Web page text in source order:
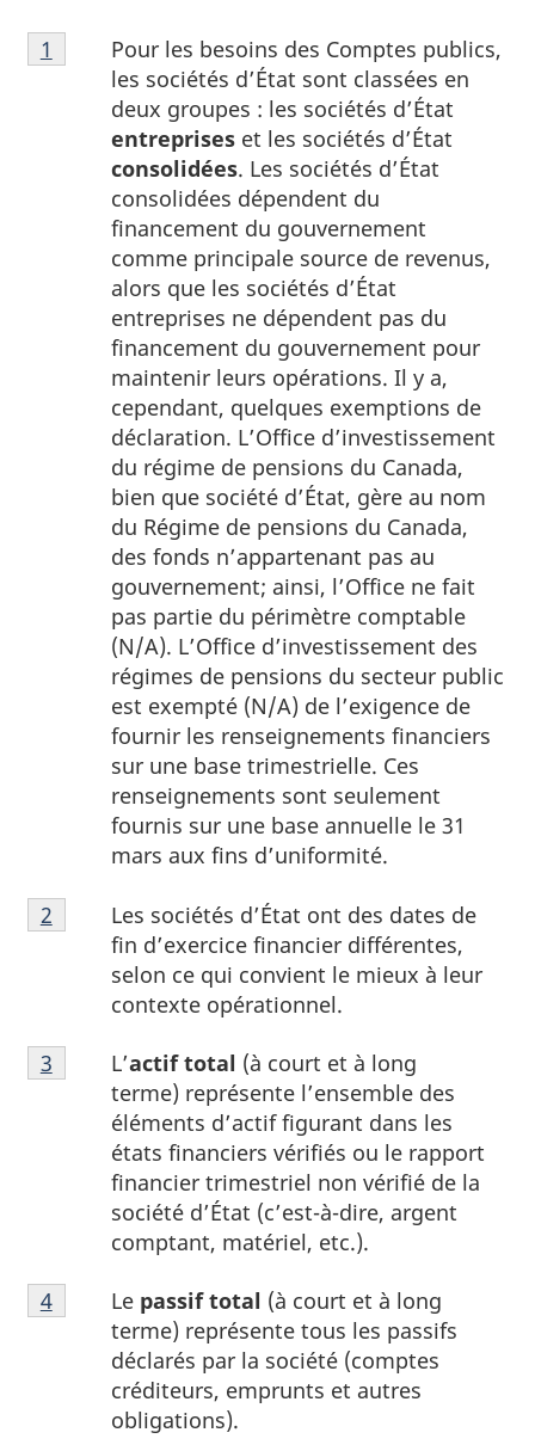
Note
1
Pour les besoins des Comptes publics,
les sociétés d’État sont classées en
deux groupes : les sociétés d’État
entrepriseset les sociétés d’État
consolidées. Les sociétés d’État
consolidées dépendent du
financement du gouvernement
comme principale source de revenus,
alors que les sociétés d’État
entreprises ne dépendent pas du
financement du gouvernement pour
maintenir leurs opérations. Il y a,
cependant, quelques exemptions de
déclaration. L’Office d’investissement
du régime de pensions du Canada,
bien que société d’État, gère au nom
du Régime de pensions du Canada,
des fonds n’appartenant pas au
gouvernement; ainsi, l’Office ne fait
pas partie du périmètre comptable
(N/A). L’Office d’investissement des
régimes de pensions du secteur public
est exempté (N/A) de l’exigence de
fournir les renseignements financiers
sur une base trimestrielle. Ces
renseignements sont seulement
fournis sur une base annuelle le 31
mars aux fins d’uniformité.
Retour à la référence de la note
1 du tableau 1
Note
2
Les sociétés d’État ont des dates de
fin d’exercice financier différentes,
selon ce qui convient le mieux à leur
contexte opérationnel.
Retour à la référence de la note
2 du tableau 1
Note
3
L’actif total (à court et à long
terme) représente l’ensemble des
éléments d’actif figurant dans les
états financiers vérifiés ou le rapport
financier trimestriel non vérifié de la
société d’État (c’est-à-dire, argent
comptant, matériel, etc.).
Retour à la référence de la note
3 du tableau 1
Note
4
Le passif total (à court et à long
terme) représente tous les passifs
déclarés par la société (comptes
créditeurs, emprunts et autres
obligations).
Retour à la référence de la note
4du tableau 1